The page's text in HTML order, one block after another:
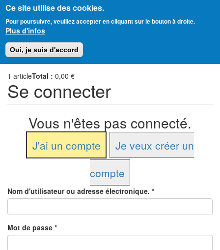
Ce site utilise des cookies.
Pour poursuivre, veuillez accepter en cliquant sur le bouton à droite.
Plus d'infos
Oui, je suis d'accord
au
contenu
principal
Amitié Judéo-Chrétienne de France
1 articleTotal : 0,00 €
Se connecter
Vous n'êtes pas connecté.
J'ai un compte
Je veux créer un
compte
Nom d'utilisateur ou adresse électronique. *
Mot de passe *